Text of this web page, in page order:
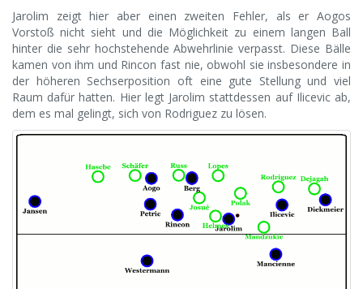
Jarolim zeigt hier aber einen zweiten Fehler, als er Aogos
Vorstoß nicht sieht und die Möglichkeit zu einem langen Ball
hinter die sehr hochstehende Abwehrlinie verpasst. Diese Bälle
kamen von ihm und Rincon fast nie, obwohl sie insbesondere in
der höheren Sechserposition oft eine gute Stellung und viel
Raum dafür hatten. Hier legt Jarolim stattdessen auf Ilicevic ab,
dem es mal gelingt, sich von Rodriguez zu lösen.